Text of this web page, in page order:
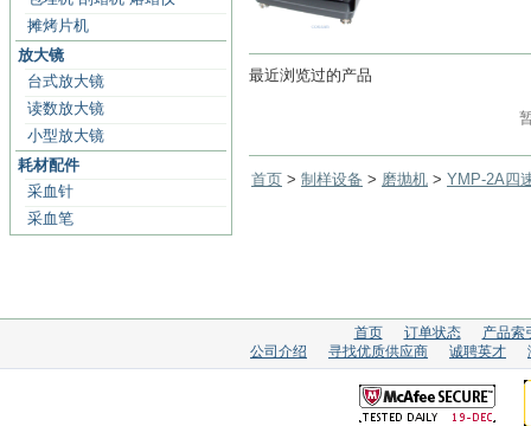
摊烤片机
放大镜
台式放大镜
读数放大镜
小型放大镜
耗材配件
采血针
采血笔
最近浏览过的产品
首页 > 制样设备 > 磨抛机 > YMP-2A四
首页 订单状态
产品索
公司介绍
寻找优质供应商 诚聘英才